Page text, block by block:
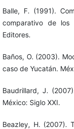
Balle, F. (1991).
comparativo de los
Editores.
Baños, O. (2003).
caso de Yucatán.
Baudrillard, J.
México: Siglo XXI.
Beazley, H. (2007).